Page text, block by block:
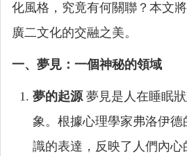
化風格，究竟有何關聯？本文
廣二文化的交融之美。
一、夢見：一個神秘的領域
夢的起源夢見是人在睡眠
象。根據心理學家弗洛伊
識的表達，反映了人們內心